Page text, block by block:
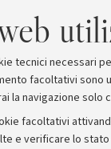
tecnici necessari
facoltativi sono
la navigazione solo
facoltativi
e verificare lo
19,30